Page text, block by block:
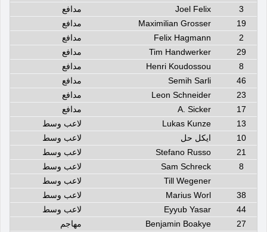
3
Joel Felix
مدافع
19
Maximilian Grosser
مدافع
2
Felix Hagmann
مدافع
29
Tim Handwerker
مدافع
8
Henri Koudossou
مدافع
46
Semih Sarli
مدافع
23
Leon Schneider
مدافع
17
A. Sicker
مدافع
13
Lukas Kunze
لاعب وسط
10
ايكل حل
لاعب وسط
21
Stefano Russo
لاعب وسط
8
Sam Schreck
لاعب وسط
Till Wegener
لاعب وسط
38
Marius Worl
لاعب وسط
44
Eyyub Yasar
لاعب وسط
27
Benjamin Boakye
مهاجم